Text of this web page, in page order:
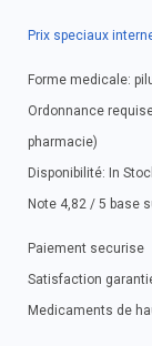
Prix speciaux
Forme medicale:
Ordonnance
pharmacie)
Disponibilité: In
Note 4,82 / 5 base
Paiement securise
Satisfaction
Medicaments de